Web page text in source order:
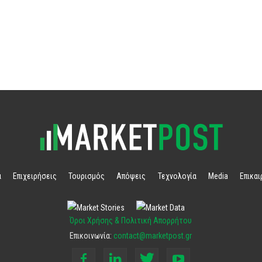
Επιχειρήσεις Τουρισμός Απόψεις Τεχνολογία Media
Όροι Χρήσης & Πολιτική Απορρήτου
Επικοινωνία: contact@marketpost.gr